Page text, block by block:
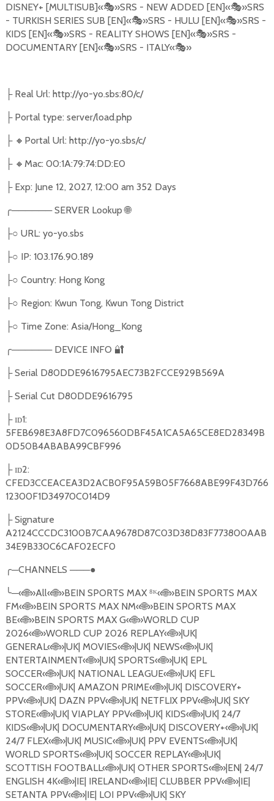
DISNEY+ [MULTISUB]«🎭»SRS - NEW ADDED [EN]«🎭»SRS
- TURKISH SERIES SUB [EN]«🎭»SRS - HULU [EN]«🎭»SRS -
KIDS [EN]«🎭»SRS - REALITY SHOWS [EN]«🎭»SRS -
DOCUMENTARY [EN]«🎭»SRS - ITALY«🎭»
├Real Url: http://yo-yo.sbs:80/c/
├Portal type: server/load.php
├ 🔸 Portal Url: http://yo-yo.sbs/c/
├ 🔸 Mac: 00:1A:79:74:DD:E0
├Exp: June 12, 2027, 12:00 am 352 Days
╭──────SERVER Lookup🌐
├○ URL: yo-yo.sbs
├○ IP: 103.176.90.189
├○ Country: Hong Kong
├○ Region: Kwun Tong, Kwun Tong District
├○ Time Zone: Asia/Hong_Kong
╭──────DEVICE INFO 🔐
├Serial D80DDE9616795AEC73B2FCCE929B569A
├Serial Cut D80DDE9616795
├ɪᴅ1:
5FEB698E3A8FD7C096560DBF45A1CA5A65CE8ED28349B
0D50B4ABABA99CBF996
├ɪᴅ2:
CFED3CCEACEA3D2ACB0F95A59B05F7668ABE99F43D766
12300F1D34970C014D9
├Signature
A2124CCCDC3100B7CAA9678D87C03D38D83F773800AAB
34E9B330C6CAF02ECF0
╭─CHANNELS ───●
╰─«🌐»All«🌐»BEIN SPORTS MAX ⁸ᴷ«🌐»BEIN SPORTS MAX
FM«🌐»BEIN SPORTS MAX NM«🌐»BEIN SPORTS MAX
BE«🌐»BEIN SPORTS MAX G«🌐»WORLD CUP
2026«🌐»WORLD CUP 2026 REPLAY«🌐»|UK|
GENERAL«🌐»|UK| MOVIES«🌐»|UK| NEWS«🌐»|UK|
ENTERTAINMENT«🌐»|UK| SPORTS«🌐»|UK| EPL
SOCCER«🌐»|UK| NATIONAL LEAGUE«🌐»|UK| EFL
SOCCER«🌐»|UK| AMAZON PRIME«🌐»|UK| DISCOVERY+
PPV«🌐»|UK| DAZN PPV«🌐»|UK| NETFLIX PPV«🌐»|UK| SKY
STORE«🌐»|UK| VIAPLAY PPV«🌐»|UK| KIDS«🌐»|UK| 24/7
KIDS«🌐»|UK| DOCUMENTARY«🌐»|UK| DISCOVERY+«🌐»|UK|
24/7 FLEX«🌐»|UK| MUSIC«🌐»|UK| PPV EVENTS«🌐»|UK|
WORLD SPORTS«🌐»|UK| SOCCER REPLAY«🌐»|UK|
SCOTTISH FOOTBALL«🌐»|UK| OTHER SPORTS«🌐»|EN| 24/7
ENGLISH 4K«🌐»|IE| IRELAND«🌐»|IE| CLUBBER PPV«🌐»|IE|
SETANTA PPV«🌐»|IE| LOI PPV«🌐»|UK| SKY